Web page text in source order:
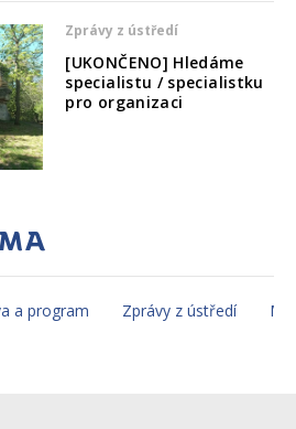
Zprávy z ústředí
[UKONČENO] Hledáme
specialistu / specialistku
pro organizaci
a program Zprávy z ústředí